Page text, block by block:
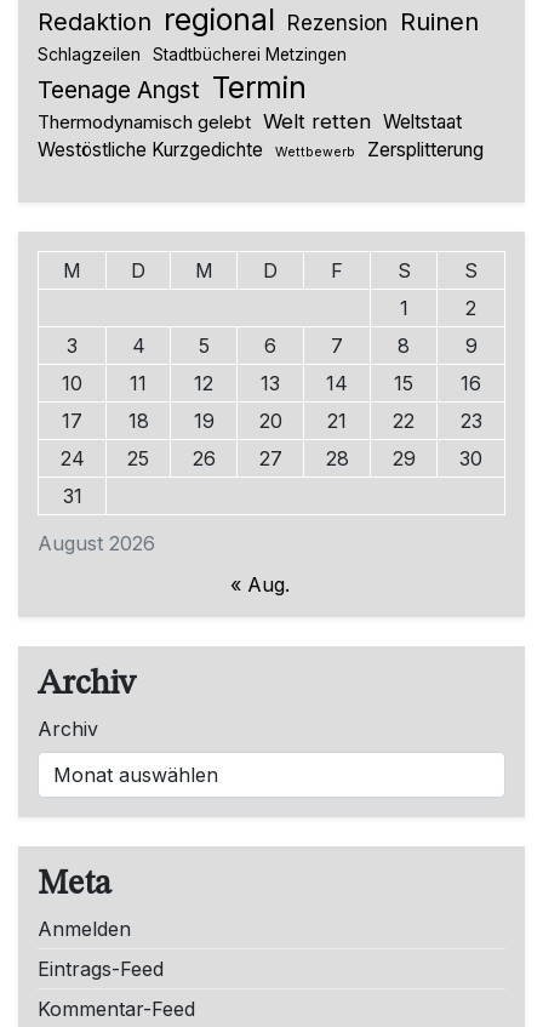
Redaktion regional Rezension Ruinen
Schlagzeilen Stadtbücherei Metzingen
Teenage Angst Termin
Thermodynamisch gelebt Welt retten Weltstaat
Westöstliche Kurzgedichte
Wettbewerb Zersplitterung
August 2026
M D M D F S
S
1
2
3
4 5 6 7 8
9
10
11 12 13 14 15
16
17
18 19 20 21 22
23
24
25 26 27 28 29
30
31
« Aug.
Archiv
Archiv
Meta
Anmelden
Eintrags-Feed
Kommentar-Feed